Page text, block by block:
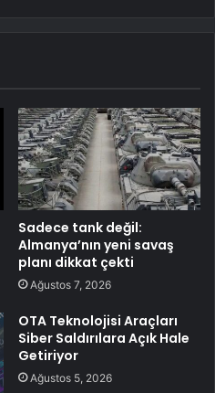
Sadece tank değil:
Almanya’nın yeni savaş
planı dikkat çekti
Ağustos 7, 2026
OTA Teknolojisi Araçları
Siber Saldırılara Açık Hale
Getiriyor
Ağustos 5, 2026